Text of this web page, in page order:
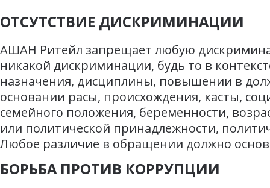
ОТСУТСТВИЕ ДИСКРИМИНАЦИИ
АШАН Ритейл запрещает любую
никакой дискриминации, будь то в
назначения, дисциплины, повышении в
основании расы, происхождения, касты,
семейного положения, беременности,
или политической принадлежности,
Любое различие в обращении должно
БОРЬБА ПРОТИВ КОРРУПЦИИ